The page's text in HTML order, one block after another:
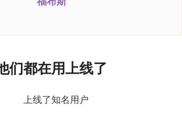
们都在用上线了